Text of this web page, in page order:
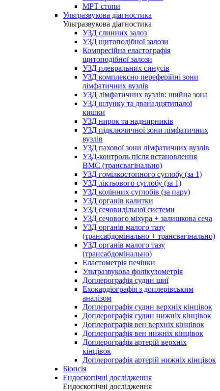
МРТ стопи
Ультразвукова діагностика
Ультразвукова діагностика
УЗД слинних залоз
УЗД щитоподібної залози
Компресійна еластографія
щитоподібної залози
УЗД плевральних синусів
УЗД комплексно переферійні зони
лімфатичних вузлів
УЗД лімфатичних вузлів: шийна зона
УЗД шлунку та дванадцятипалої
кишки
УЗД нирок та наднирників
УЗД підключичної зони лімфатичних
вузлів
УЗД пахової зони лімфатичних вузлів
УЗД-контроль після встановлення
ВМС (трансвагінально)
УЗД гомілкостопного суглобу (за 1)
УЗД ліктьового суглобу (за 1)
УЗД колінних суглобів (за пару)
УЗД органів калитки
УЗД сечовидільної системи
УЗД сечового міхура + залишкова сеча
УЗД органів малого тазу
(трансабдомінально + трансвагінально)
УЗД органів малого тазу
(трансабдомінально)
Еластометрія печінки
Ультразвукова фолікулометрія
Доплерографія судин шиї
Ехокардіографія з доплерівським
аналізом
Доплерографія судин верхніх кінцівок
Доплерографія судин нижніх кінцівок
Доплерографія вен верхніх кінцівок
Доплерографія вен нижніх кінцівок
Доплерографія артерій верхніх
кінцівок
Доплерографія артерій нижніх кінцівок
Біопсія
Ендоскопічні дослідження
Ендоскопічні дослідження